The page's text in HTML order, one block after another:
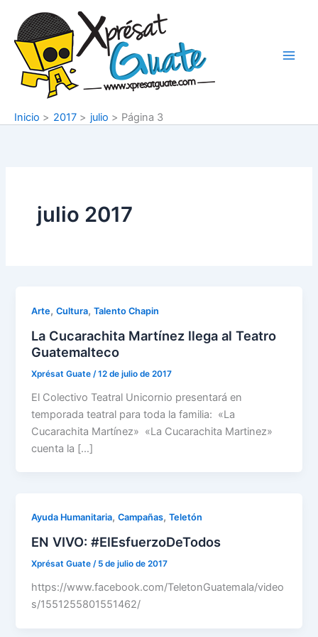
contenido
Inicio 2017 julio Página 3
julio 2017
Arte,Cultura,Talento Chapin
La Cucarachita Martínez llega al Teatro
Guatemalteco
Xprésat Guate /12 de julio de 2017
El Colectivo Teatral Unicornio presentará en
temporada teatral para toda la familia: «La
Cucarachita Martínez» «La Cucarachita Martinez»
cuenta la […]
Ayuda Humanitaria,Campañas,Teletón
EN VIVO: #ElEsfuerzoDeTodos
Xprésat Guate/ 5 de julio de 2017
https://www.facebook.com/TeletonGuatemala/video
s/1551255801551462/